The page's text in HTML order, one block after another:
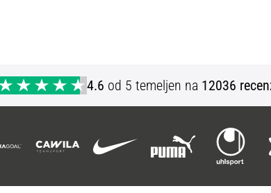
4.6 od 5 temeljen na 12036